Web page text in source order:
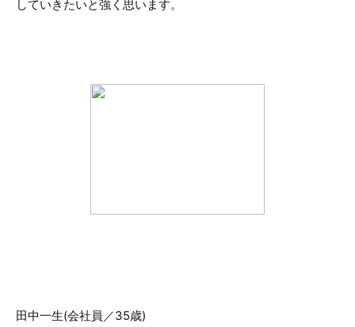
していきたいと強く思います。
田中一生(会社員／35歳)